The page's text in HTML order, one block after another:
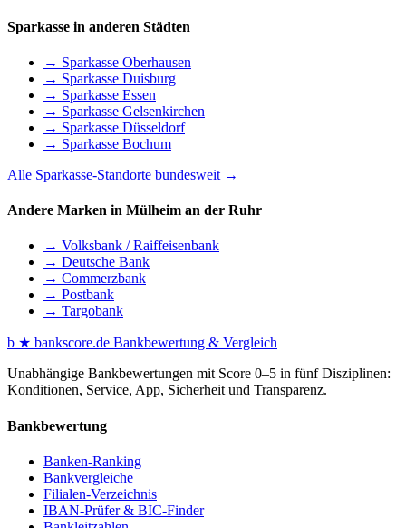
Sparkasse in anderen Städten
→ Sparkasse Oberhausen
→ Sparkasse Duisburg
→ Sparkasse Essen
→ Sparkasse Gelsenkirchen
→ Sparkasse Düsseldorf
→ Sparkasse Bochum
Alle Sparkasse-Standorte bundesweit →
Andere Marken in Mülheim an der Ruhr
→ Volksbank / Raiffeisenbank
→ Deutsche Bank
→ Commerzbank
→ Postbank
→ Targobank
b ★ bankscore.de Bankbewertung & Vergleich
Unabhängige Bankbewertungen mit Score 0–5 in fünf Disziplinen:
Konditionen, Service, App, Sicherheit und Transparenz.
Bankbewertung
Banken-Ranking
Bankvergleiche
Filialen-Verzeichnis
IBAN-Prüfer & BIC-Finder